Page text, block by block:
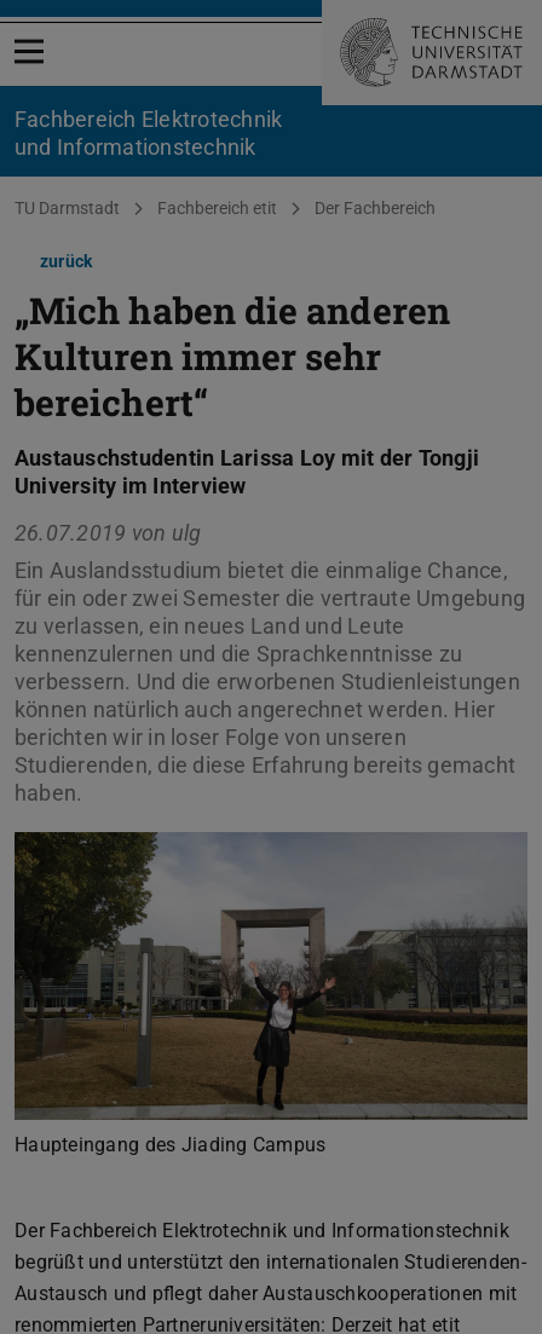
Menü öffnen
Fachbereich Elektrotechnik
und Informationstechnik
Sie befinden sich hier:
TU Darmstadt Fachbereich etit Der Fachbereich
zurück
„Mich haben die anderen
Kulturen immer sehr
bereichert“
Austauschstudentin Larissa Loy mit der Tongji
University im Interview
26.07.2019 von ulg
Ein Auslandsstudium bietet die einmalige Chance,
für ein oder zwei Semester die vertraute Umgebung
zu verlassen, ein neues Land und Leute
kennenzulernen und die Sprachkenntnisse zu
verbessern. Und die erworbenen Studienleistungen
können natürlich auch angerechnet werden. Hier
berichten wir in loser Folge von unseren
Studierenden, die diese Erfahrung bereits gemacht
haben.
Haupteingang des Jiading Campus
Zurück Vor
Der Fachbereich Elektrotechnik und Informationstechnik
begrüßt und unterstützt den internationalen Studierenden-
Austausch und pflegt daher Austauschkooperationen mit
renommierten Partneruniversitäten: Derzeit hat etit